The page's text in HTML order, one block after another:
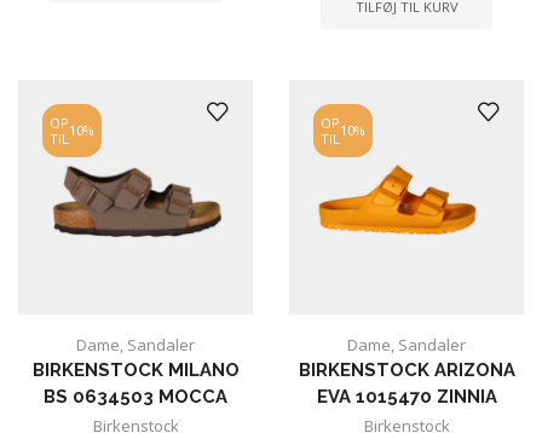
TILFØJ TIL KURV
OP
TIL 10%
Dame Sandaler
BIRKENSTOCK MILANO
BS 0634503 MOCCA
Birkenstock
OP
TIL 10%
Dame Sandaler
BIRKENSTOCK ARIZONA
EVA 1015470 ZINNIA
Birkenstock